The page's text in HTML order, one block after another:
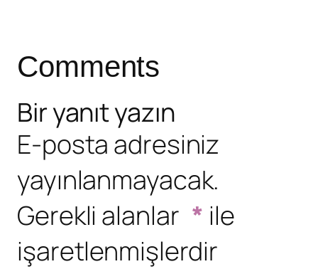
Comments
Bir yanıt yazın
E-posta adresiniz
yayınlanmayacak.
Gerekli alanlar * ile
işaretlenmişlerdir